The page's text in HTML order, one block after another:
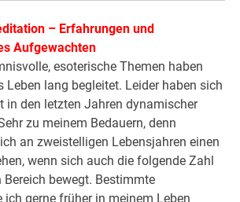
– Erfahrungen und
Aufgewachten
esoterische Themen haben
Leben lang begleitet. Leider haben sich
in den letzten Jahren dynamischer
zu meinem Bedauern, denn
an zweistelligen Lebensjahren einen
wenn sich auch die folgende Zahl
bewegt. Bestimmte
ich gerne früher in meinem Leben